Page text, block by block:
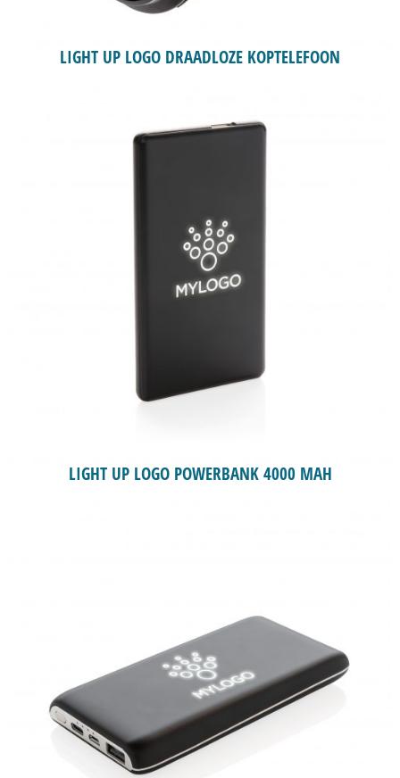
LIGHT UP LOGO DRAADLOZE KOPTELEFOON
LIGHT UP LOGO POWERBANK 4000 MAH